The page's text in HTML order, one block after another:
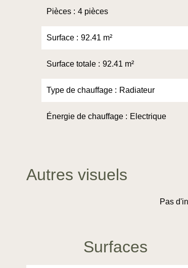
Pièces 4 pièces
Surface 92.41 m²
Surface totale 92.41 m²
Type de chauffage Radiateur
Énergie de chauffage Electrique
Autres visuels
Pas
Surfaces